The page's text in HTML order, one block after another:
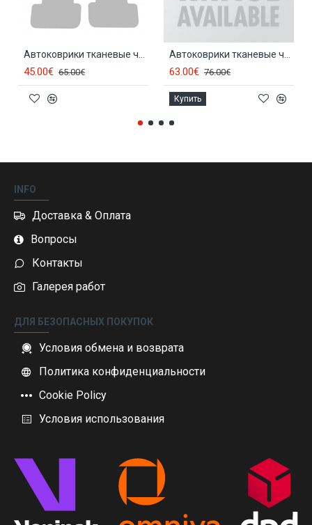
Автоковрики тканевые черные AUDI A4 (2008-...) LUXE
45.00€ 65.00€
Автоковрики тканевые черные AUDI A4 (2008-2015) DELUXE
63.00€ 76.00€
Купить
INFO
Доставка & Оплата
Вопросы
Контакты
Галерея работ
ДЛЯ БЕЗОПАСНЫХ ПОКУПОК
Условия обмена и возврата
Политика конфиденциальности
Cookie Policy
Условия использования